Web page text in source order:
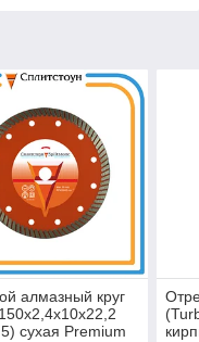
алмазный круг
сухая Premium